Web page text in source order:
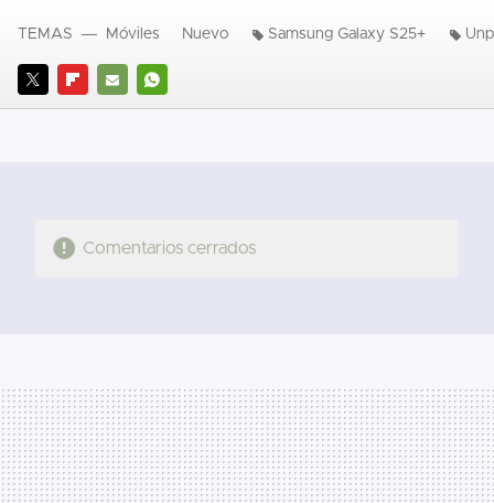
TWITTERFLIPBOARD
E- WHATSAPP
TEMAS Móviles Nuevo Samsung Galaxy S25+
Comentarios cerrados